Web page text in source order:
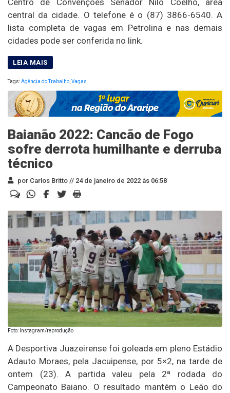
Centro de Convenções Senador Nilo Coelho, área
central da cidade. O telefone é o (87) 3866-6540. A
lista completa de vagas em Petrolina e nas demais
cidades pode ser conferida no link.
Tags:Agência do Trabalho,Vagas
Baianão 2022: Cancão de Fogo
sofre derrota humilhante e derruba
técnico
por Carlos Britto // 24 de janeiro de 2022 às 06:58
Foto: Instagram/reprodução
A Desportiva Juazeirense foi goleada em pleno Estádio
Adauto Moraes, pela Jacuipense, por 5×2, na tarde de
ontem (23). A partida valeu pela 2ª rodada do
Campeonato Baiano. O resultado mantém o Leão do